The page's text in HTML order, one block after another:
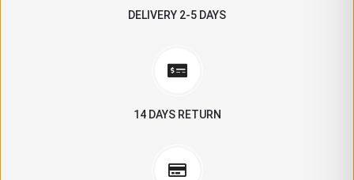
DELIVERY 2-5 DAYS
14 DAYS RETURN